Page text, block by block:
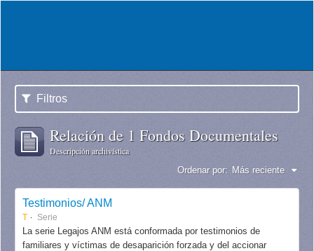
Filtros
Relación de 1 Fondos Documentales
Descripción archivística
Ordenar por: Más reciente
Testimonios/ ANM
T Serie
La serie Legajos ANM está conformada por testimonios de
familiares y víctimas de desaparición forzada y del accionar